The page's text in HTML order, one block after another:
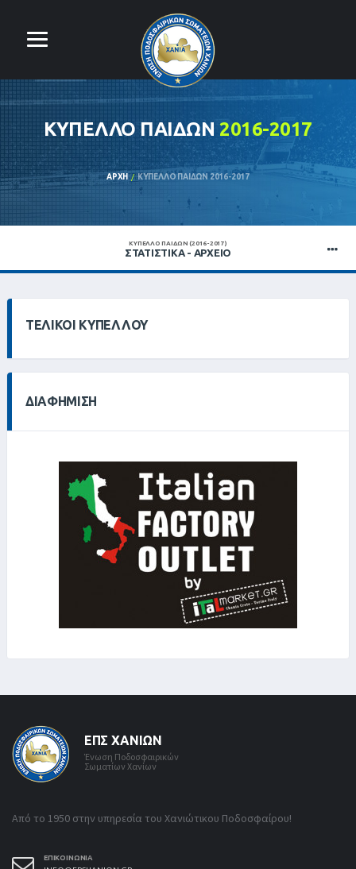
ΚΥΠΕΛΛΟ ΠΑΙΔΩΝ2016-2017
ΑΡΧΉ ΚΥΠΕΛΛΟ ΠΑΙΔΩΝ 2016-2017
ΚΥΠΕΛΛΟ ΠΑΙΔΩΝ (2016-2017)
ΣΤΑΤΙΣΤΙΚΆ - ΑΡΧΕΊΟ
ΤΕΛΙΚΟΊ ΚΥΠΈΛΛΟΥ
ΔΙΑΦΉΜΙΣΗ
ΕΠΣ ΧΑΝΊΩΝ
Ένωση Ποδοσφαιρικών
Σωματίων Χανίων
Από το 1950 στην υπηρεσία του Χανιώτικου Ποδοσφαίρου!
ΕΠΙΚΟΙΝΩΝΊΑ